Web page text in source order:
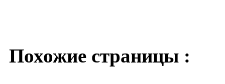
Похожие страницы :